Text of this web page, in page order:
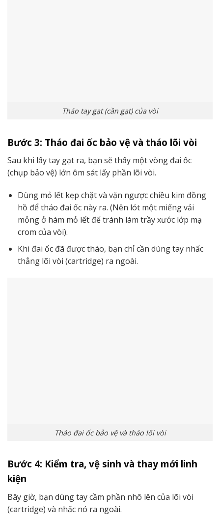
Tháo tay gạt (cần gạt) của vòi
Bước 3: Tháo đai ốc bảo vệ và tháo lõi vòi
Sau khi lấy tay gạt ra, bạn sẽ thấy một vòng đai ốc
(chụp bảo vệ) lớn ôm sát lấy phần lõi vòi.
Dùng mỏ lết kẹp chặt và vặn ngược chiều kim đồng
hồ để tháo đai ốc này ra. (Nên lót một miếng vải
mỏng ở hàm mỏ lết để tránh làm trầy xước lớp mạ
crom của vòi).
Khi đai ốc đã được tháo, bạn chỉ cần dùng tay nhấc
thẳng lõi vòi (cartridge) ra ngoài.
Tháo đai ốc bảo vệ và tháo lõi vòi
Bước 4: Kiểm tra, vệ sinh và thay mới linh
kiện
Bây giờ, bạn dùng tay cầm phần nhô lên của lõi vòi
(cartridge) và nhấc nó ra ngoài.